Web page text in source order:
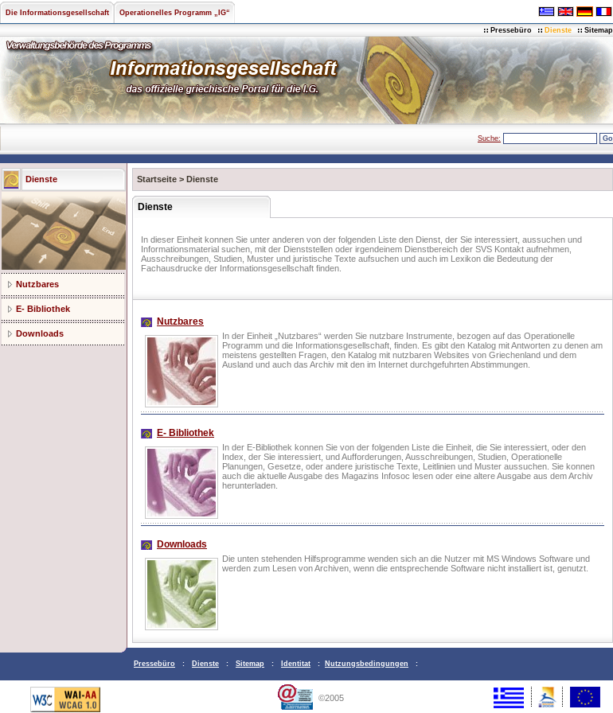
Die Informationsgesellschaft Operationelles Programm „IG“
Pressebüro Dienste Sitemap
Suche:
Dienste
Nutzbares
E- Bibliothek
Downloads
Startseite > Dienste
Dienste
In dieser Einheit konnen Sie unter anderen von der folgenden Liste den Dienst, der Sie interessiert, aussuchen und
Informationsmaterial suchen, mit der Dienststellen oder irgendeinem Dienstbereich der SVS Kontakt aufnehmen,
Ausschreibungen, Studien, Muster und juristische Texte aufsuchen und auch im Lexikon die Bedeutung der
Fachausdrucke der Informationsgesellschaft finden.
Nutzbares
In der Einheit „Nutzbares“ werden Sie nutzbare Instrumente, bezogen auf das Operationelle
Programm und die Informationsgesellschaft, finden. Es gibt den Katalog mit Antworten zu denen am
meistens gestellten Fragen, den Katalog mit nutzbaren Websites von Griechenland und dem
Ausland und auch das Archiv mit den im Internet durchgefuhrten Abstimmungen.
E- Bibliothek
In der E-Bibliothek konnen Sie von der folgenden Liste die Einheit, die Sie interessiert, oder den
Index, der Sie interessiert, und Aufforderungen, Ausschreibungen, Studien, Operationelle
Planungen, Gesetze, oder andere juristische Texte, Leitlinien und Muster aussuchen. Sie konnen
auch die aktuelle Ausgabe des Magazins Infosoc lesen oder eine altere Ausgabe aus dem Archiv
herunterladen.
Downloads
Die unten stehenden Hilfsprogramme wenden sich an die Nutzer mit MS Windows Software und
werden zum Lesen von Archiven, wenn die entsprechende Software nicht installiert ist, genutzt.
Pressebüro : Dienste : Sitemap : Identitat : Nutzungsbedingungen :
©2005